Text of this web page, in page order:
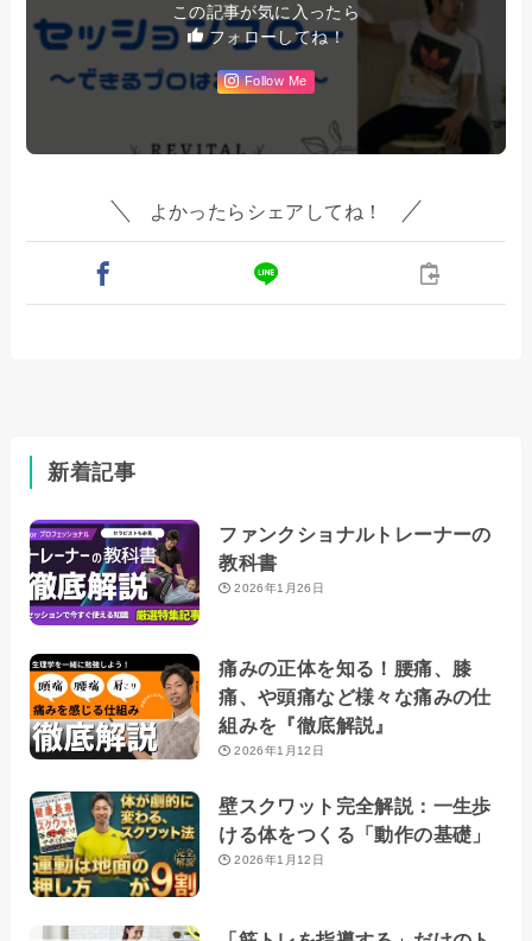
この記事が気に入ったら
フォローしてね！
Follow Me
よかったらシェアしてね！
新着記事
ファンクショナルトレーナーの
教科書
2026年1月26日
痛みの正体を知る！腰痛、膝
痛、や頭痛など様々な痛みの仕
組みを『徹底解説』
2026年1月12日
壁スクワット完全解説：一生歩
ける体をつくる「動作の基礎」
2026年1月12日